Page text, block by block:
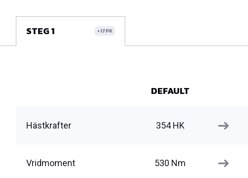
STEG 1 +17PK
DEFAULT
Hästkrafter 354 HK
Vridmoment 530 Nm